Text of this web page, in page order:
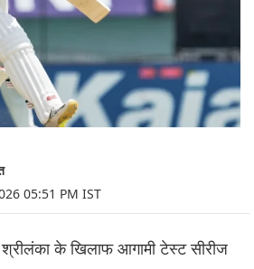
05:51 PM IST
श्रीलंका के खिलाफ आगामी टेस्ट सीरीज